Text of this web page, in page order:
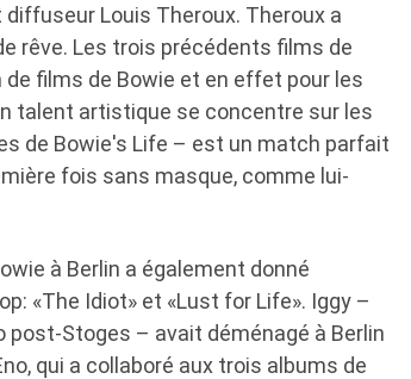
Louis Theroux. Theroux a
rêve. Les trois précédents films de
films de Bowie et en effet pour les
talent artistique se concentre sur les
de Bowie's Life – est un match parfait
fois sans masque, comme lui-
à Berlin a également donné
«The Idiot» et «Lust for Life». Iggy –
Stoges – avait déménagé à Berlin
qui a collaboré aux trois albums de